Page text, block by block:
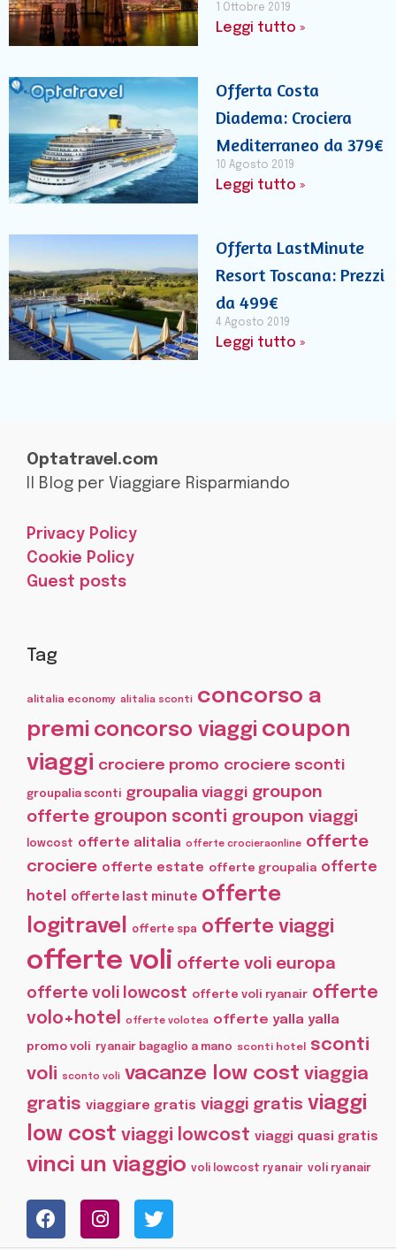
1 Ottobre 2019
Leggi tutto »
Offerta Costa
Diadema: Crociera
Mediterraneo da 379€
10 Agosto 2019
Leggi tutto »
Offerta LastMinute
Resort Toscana: Prezzi
da 499€
4 Agosto 2019
Leggi tutto »
Optatravel.com
Il Blog per Viaggiare Risparmiando
Privacy Policy
Cookie Policy
Guest posts
Tag
alitalia economy alitalia sconti concorso a
premi concorso viaggi coupon
viaggi crociere promo crociere sconti
groupalia sconti groupalia viaggi groupon
offerte groupon sconti groupon viaggi
lowcost offerte alitalia offerte crocieraonline offerte
crociere offerte estate offerte groupalia offerte
hotel
offerte last minute offerte
logitravel offerte spa offerte viaggi
offerte voli offerte voli europa
offerte voli lowcost offerte voli ryanair offerte
volo+hotel offerte volotea offerte yalla yalla
promo voli ryanair bagaglio a mano sconti hotel
sconti
voli
sconto voli vacanze low cost viaggia
gratis viaggiare gratis viaggi gratis viaggi
low cost viaggi lowcost viaggi quasi gratis
vinci un viaggio voli lowcost ryanair voli ryanair